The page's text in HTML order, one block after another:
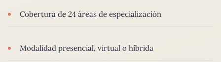
Cobertura de 24 áreas de especialización
Modalidad presencial, virtual o híbrida